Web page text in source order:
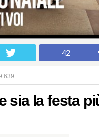
42
sia la festa